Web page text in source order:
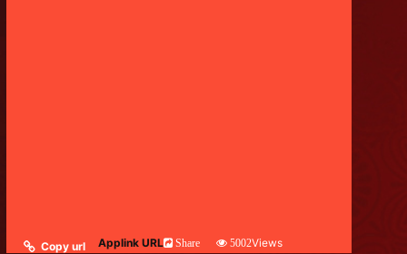
Copy url Applink URL Share 5002Views